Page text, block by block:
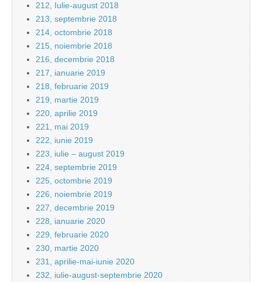
212, Iulie-august 2018
213, septembrie 2018
214, octombrie 2018
215, noiembrie 2018
216, decembrie 2018
217, ianuarie 2019
218, februarie 2019
219, martie 2019
220, aprilie 2019
221, mai 2019
222, iunie 2019
223, iulie – august 2019
224, septembrie 2019
225, octombrie 2019
226, noiembrie 2019
227, decembrie 2019
228, ianuarie 2020
229, februarie 2020
230, martie 2020
231, aprilie-mai-iunie 2020
232, iulie-august-septembrie 2020